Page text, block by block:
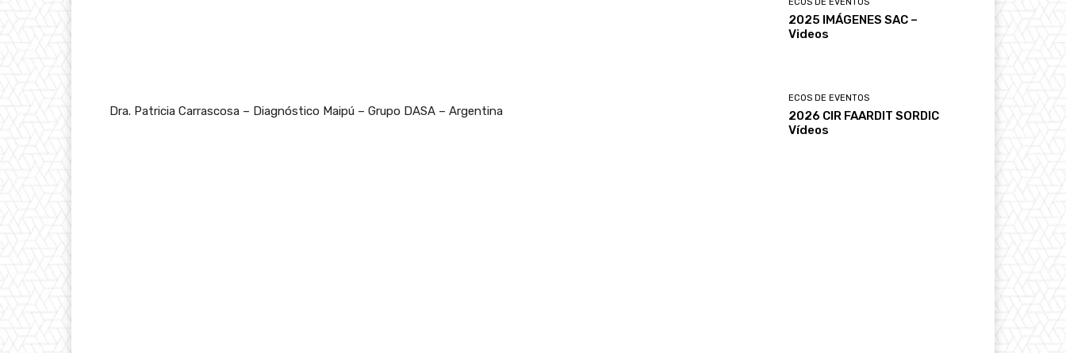
Dra. Patricia Carrascosa – Diagnóstico Maipú – Grupo DASA – Argentina
2025 IMÁGENES SAC –
Videos
ECOS DE EVENTOS
2026 CIR FAARDIT SORDIC
Vídeos